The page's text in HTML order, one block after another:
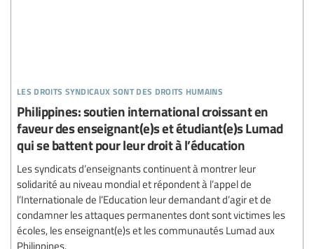
les droits syndicaux sont des droits humains
Philippines: soutien international croissant en
faveur des enseignant(e)s et étudiant(e)s Lumad
qui se battent pour leur droit à l’éducation
Les syndicats d’enseignants continuent à montrer leur
solidarité au niveau mondial et répondent à l’appel de
l’Internationale de l’Education leur demandant d’agir et de
condamner les attaques permanentes dont sont victimes les
écoles, les enseignant(e)s et les communautés Lumad aux
Philippines.